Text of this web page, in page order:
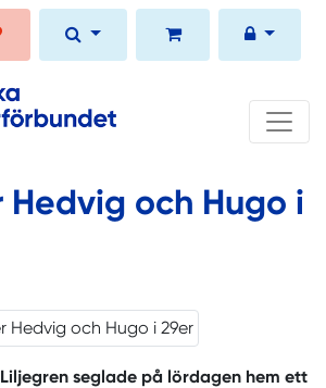
Hedvig och Hugo i
seglade på lördagen hem ett